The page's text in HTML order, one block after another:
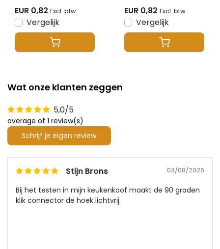
EUR 0,82 Excl. btw
Vergelijk
EUR 0,82 Excl. btw
Vergelijk
Wat onze klanten zeggen
5,0/5
average of 1 review(s)
Schrijf je eigen review
Stijn Brons 03/08/2026
Bij het testen in mijn keukenkoof maakt de 90 graden
klik connector de hoek lichtvrij.